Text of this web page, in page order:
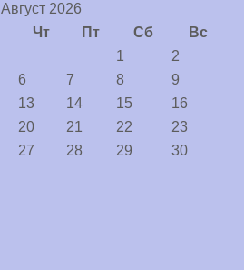
Август 2026
Чт Пт Сб
Вс
1
2
6 7 8
9
13 14 15
16
20 21 22
23
27 28 29
30